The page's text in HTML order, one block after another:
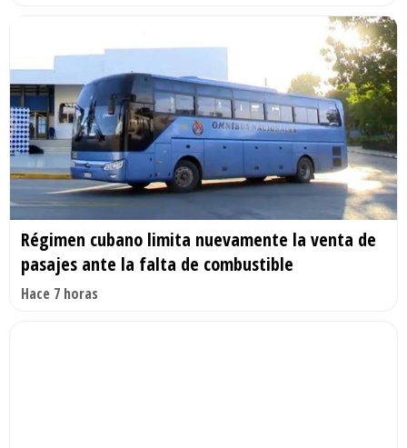
Régimen cubano limita nuevamente la venta de
pasajes ante la falta de combustible
Hace 7 horas